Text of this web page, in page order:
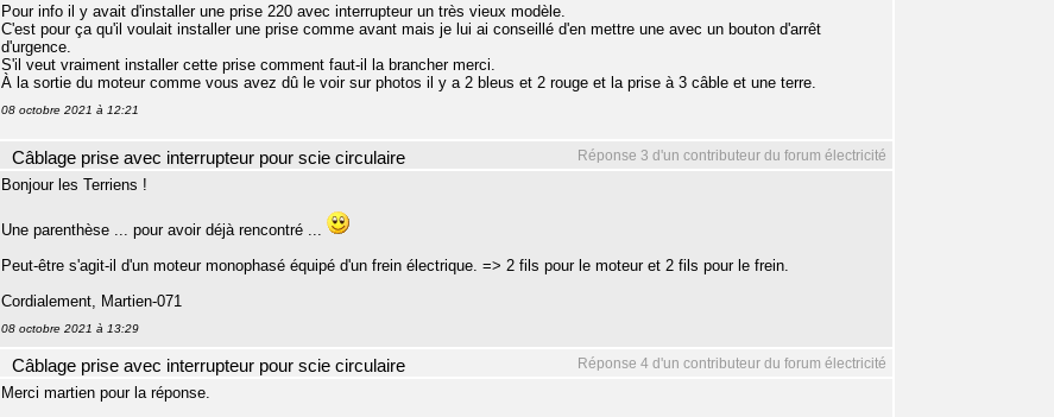
Pour info il y avait d'installer une prise 220 avec interrupteur un très vieux modèle.
C'est pour ça qu'il voulait installer une prise comme avant mais je lui ai conseillé d'en mettre une avec un bouton d'arrêt
d'urgence.
S'il veut vraiment installer cette prise comment faut-il la brancher merci.
À la sortie du moteur comme vous avez dû le voir sur photos il y a 2 bleus et 2 rouge et la prise à 3 câble et une terre.
08 octobre 2021 à 12:21
Réponse 3 d'un contributeur du forum électricité
Câblage prise avec interrupteur pour scie circulaire
Bonjour les Terriens !
Une parenthèse ... pour avoir déjà rencontré ...
Peut-être s'agit-il d'un moteur monophasé équipé d'un frein électrique. => 2 fils pour le moteur et 2 fils pour le frein.
Cordialement, Martien-071
08 octobre 2021 à 13:29
Réponse 4 d'un contributeur du forum électricité
Câblage prise avec interrupteur pour scie circulaire
Merci martien pour la réponse.